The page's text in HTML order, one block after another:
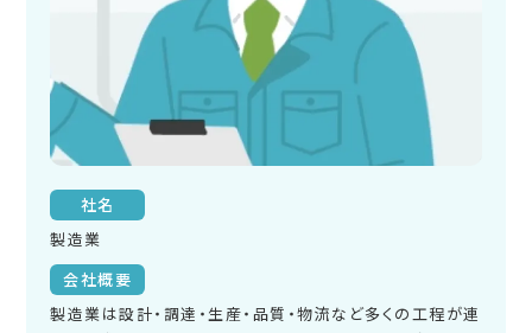
社名
製造業
会社概要
製造業は設計・調達・生産・品質・物流など多くの工程が連